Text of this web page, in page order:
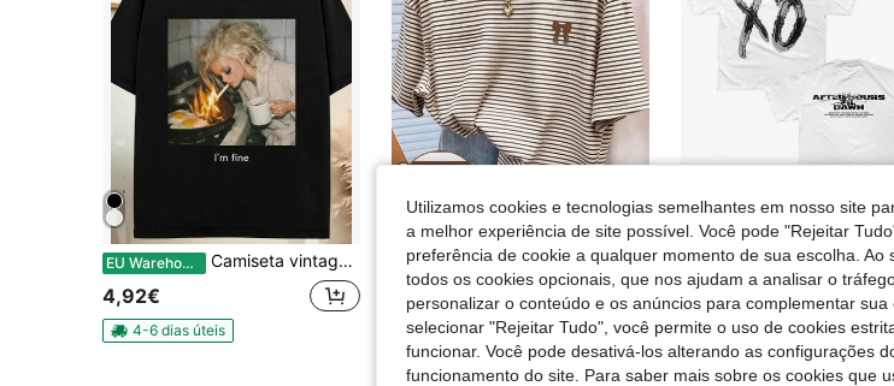
EU Warehouse Camiseta vintage estilo anos 90 com estampa divertida de rosto de boneca, efeito lavado e confeccionada em tecido. Ideal para o verão.
4,92€
4-6 dias úteis
EU Warehouse Resyla Camiseta feminina moderna e minimalista com estampa digital listrada e bordado de laço, gola redonda. Ideal para presentear amigas.
9,99€
EU Warehouse -1% Camiseta unissex branca oversized da turnê After Hours Til Dawn do The Weekndd, produto com estampa dupla face, logo XO metálico grande, coração na
15,96€ 16,17€
Utilizamos cookies e tecnologias semelhantes em nosso site
a melhor experiência de site possível. Você pode "Rejeitar
preferência de cookie a qualquer momento de sua escolha.
todos os cookies opcionais, que nos ajudam a analisar o
personalizar o conteúdo e os anúncios para complementar
selecionar "Rejeitar Tudo", você permite o uso de cookies
funcionar. Você pode desativá-los alterando as configurações
funcionamento do site. Para saber mais sobre os cookies que